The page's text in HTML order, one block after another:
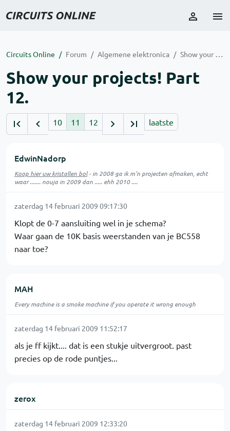
Circuits Online Forum Algemene elektronica Show your projects! Part 12.
Show your projects! Part
12.
10 11 12 laatste
EdwinNadorp
Koop hier uw kristallen bol- in 2008 ga ik m'n projecten afmaken, echt
waar ....... nouja in 2009 dan ..... ehh 2010 ....
zaterdag 14 februari 2009 09:17:30
Klopt de 0-7 aansluiting wel in je schema?
Waar gaan de 10K basis weerstanden van je BC558
naar toe?
MAH
Every machine is a smoke machine if you operate it wrong enough
zaterdag 14 februari 2009 11:52:17
als je ff kijkt.... dat is een stukje uitvergroot. past
precies op de rode puntjes...
zerox
zaterdag 14 februari 2009 12:33:20